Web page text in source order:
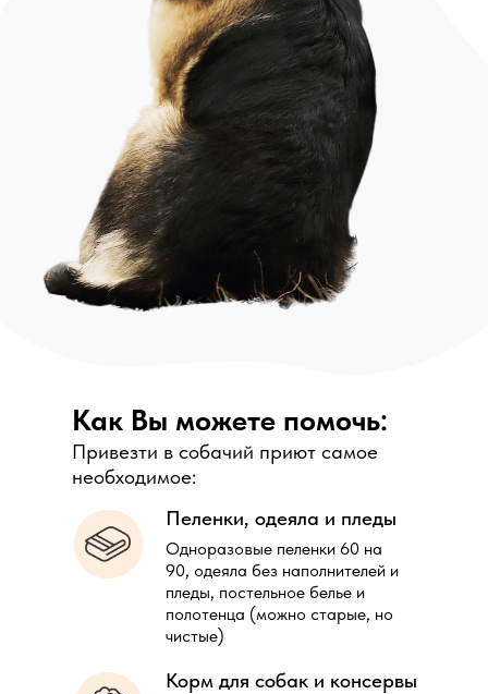
Корм для собак и консервы
Пеленки, одеяла и пледы
Одноразовые пеленки 60 на
90, одеяла без наполнителей и
пледы, постельное белье и
полотенца (можно старые, но
чистые)
Как Вы можете помочь:
Привезти в собачий приют самое
необходимое: